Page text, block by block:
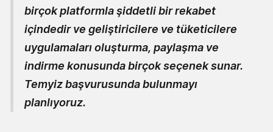
birçok platformla şiddetli bir rekabet
içindedir ve geliştiricilere ve tüketicilere
uygulamaları oluşturma, paylaşma ve
indirme konusunda birçok seçenek sunar.
Temyiz başvurusunda bulunmayı
planlıyoruz.